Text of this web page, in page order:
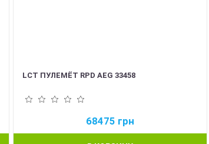
LCT ПУЛЕМЁТ RPD AEG 33458
68475 грн